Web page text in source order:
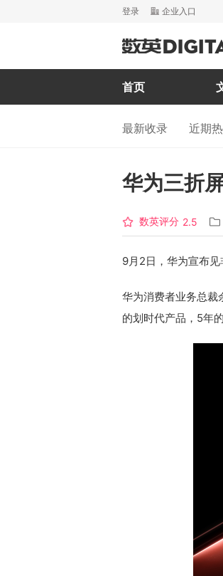
登录 企业入口
首页
最新收录 近期
华为三折
数英评分 2.5
9月2日，华为宣布
华为消费者业务总裁
的划时代产品，5年